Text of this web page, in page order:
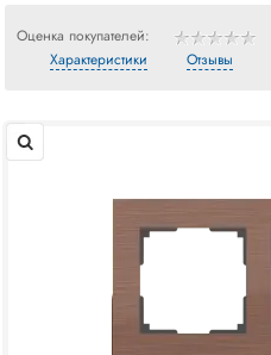
Оценка покупателей:
Характеристики
Отзывы